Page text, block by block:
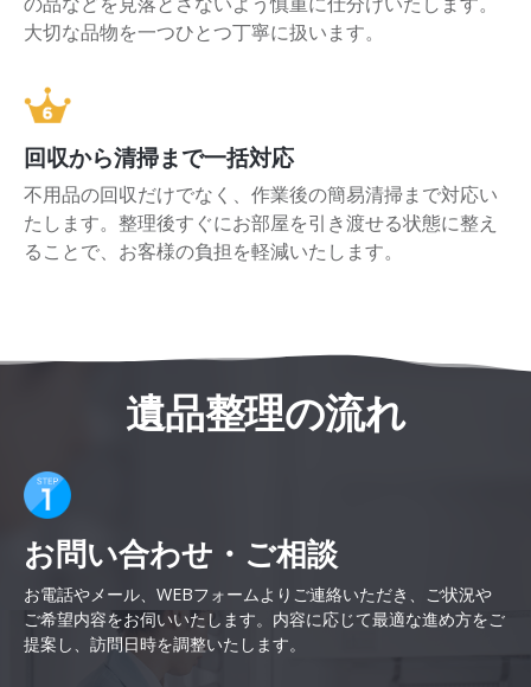
大切な品物を一つひとつ丁寧に扱います。
回収から清掃まで一括対応
不用品の回収だけでなく、作業後の簡易清掃まで対応い
たします。整理後すぐにお部屋を引き渡せる状態に整え
ることで、お客様の負担を軽減いたします。
遺品整理の流れ
お問い合わせ・ご相談
お電話やメール、WEBフォームよりご連絡いただき、ご状況や
ご希望内容をお伺いいたします。内容に応じて最適な進め方をご
提案し、訪問日時を調整いたします。